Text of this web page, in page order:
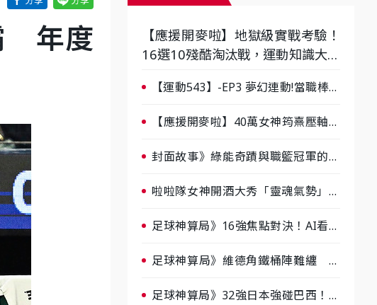
年度
【應援開麥啦】地獄級實戰考驗！
16選10殘酷淘汰戰，運動知識大會
【運動543】-EP3 夢幻連動!當職棒傳
【應援開麥啦】40萬女神筠熹壓軸！
比一個會-ep2
封面故事》綠能奇蹟與職籃冠軍的背
事》大談「心酸創業學」
啦啦隊女神開酒大秀「靈魂氣勢」！
大過招
足球神算局》16強焦點對決！AI看好
足球神算局》維德角鐵桶陣難纏 阿
足球神算局》32強日本強碰巴西！AI